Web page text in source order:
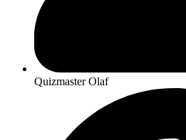
Quizmaster Olaf